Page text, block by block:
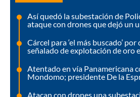
Así quedó la subestación de
ataque con drones que dejó un
Cárcel para ‘el más buscado’
señalado de explotación de oro
Atentado en vía Panamericana
Mondomo; presidente De la
Atacan con drones una